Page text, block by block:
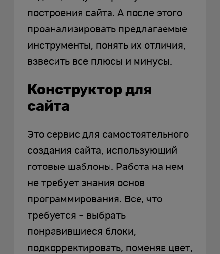
построения сайта. А после этого
проанализировать предлагаемые
инструменты, понять их отличия,
взвесить все плюсы и минусы.
Конструктор для
сайта
Это сервис для самостоятельного
создания сайта, использующий
готовые шаблоны. Работа на нем
не требует знания основ
программирования. Все, что
требуется – выбрать
понравившиеся блоки,
подкорректировать, поменяв цвет,